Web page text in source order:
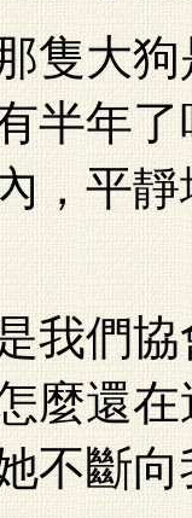
隻大
半年
，平
我們
麼還
不斷